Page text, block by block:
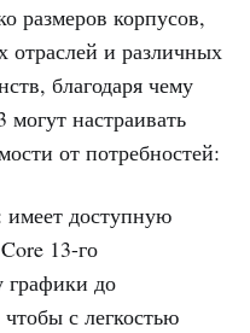
размеров корпусов,
отраслей и различных
благодаря чему
настраивать
от потребностей:
имеет доступную
13-го
графики до
с легкостью